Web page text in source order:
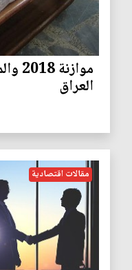
العراق
مقالات اقتصادية